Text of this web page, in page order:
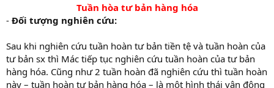
Tuần hòa tư bản hàng hóa
- Đối tượng nghiên cứu:
Sau khi nghiên cứu tuần hoàn tư bản tiền tệ và tuần hoàn của
tư bản sx thì Mác tiếp tục nghiên cứu tuần hoàn của tư bản
hàng hóa. Cũng như 2 tuần hoàn đã nghiên cứu thì tuần hoàn
này – tuần hoàn tư bản hàng hóa – là một hình thái vận động